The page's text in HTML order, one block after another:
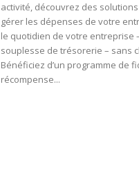
activité, découvrez des
gérer les dépenses de votre
le quotidien de votre entreprise
souplesse de trésorerie – sans
Bénéficiez d’un programme de
récompense...